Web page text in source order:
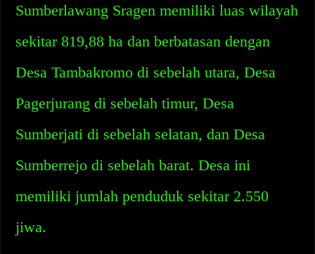
Sumberlawang Sragen memiliki luas wilayah
sekitar 819,88 ha dan berbatasan dengan
Desa Tambakromo di sebelah utara, Desa
Pagerjurang di sebelah timur, Desa
Sumberjati di sebelah selatan, dan Desa
Sumberrejo di sebelah barat. Desa ini
memiliki jumlah penduduk sekitar 2.550
jiwa.